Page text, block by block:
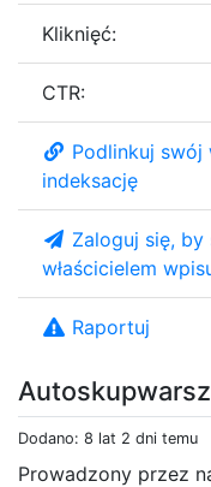
Dodano: 8 lat 2 dni temu
Prowadzony przez
Kliknięć:
CTR:
Podlinkuj
indeksację
Zaloguj się,
właścicielem
Raportuj